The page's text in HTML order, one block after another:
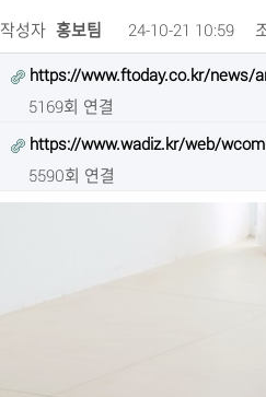
작성자 홍보팀 24-10-21 10:59
https://www.ftoday.co.kr/news/
5169회 연결
https://www.wadiz.kr/web/
5590회 연결